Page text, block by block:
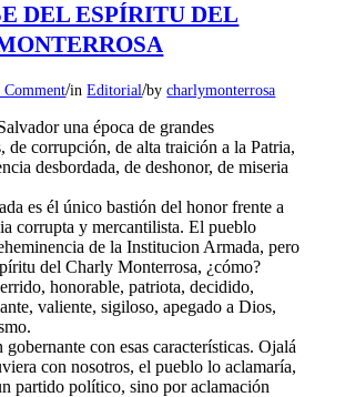
DEL ESPÍRITU DEL
Comment/inEditorial/bycharlymonterrosa
una época de grandes
de corrupción, de alta traición a la Patria,
desbordada, de deshonor, de miseria
es él único bastión del honor frente a
corrupta y mercantilista. El pueblo
de la Institucion Armada, pero
del Charly Monterrosa, ¿cómo?
honorable, patriota, decidido,
valiente, sigiloso, apegado a Dios,
gobernante con esas características. Ojalá
con nosotros, el pueblo lo aclamaría,
partido político, sino por aclamación